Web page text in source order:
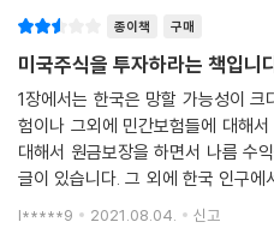
프가 나온다. 그런데 이 네 기업의 특
그래프가 정말 이쁘다. 나이키, 코카
기업 역시 20~30년 동안 꾸준히 오
지난 20~30년간 우상향의 그래 프
이렇게 끝없이 올라갈 것이다. 미국
이었다. 하지만 대한민국 코스피 시장
남, 브라질 등 신흥국의 주식시장 그
플 주식을 매수하며 새로운 부의 흐
코 쉬운 길은 아니지만 의지만 있다
힘이 있다.
기존 부의 공식은 완전히 깨졌다
당신은 7년 후 닥쳐올 불황에 대비하
이제 부의 개념은 완전히 달라졌다.
종이책 구매
미국주식을 투자하라는 책입니
1장에서는 한국은 망할 가능성이 크다는
험이나 그외에 민간보험들에 대해
대해서 원금보장을 하면서 나름 수
글이 있습니다. 그 외에 한국 인구
좋다는 점, 한국 주식시장이 10년간
l*****9 2021.08.04. 신고